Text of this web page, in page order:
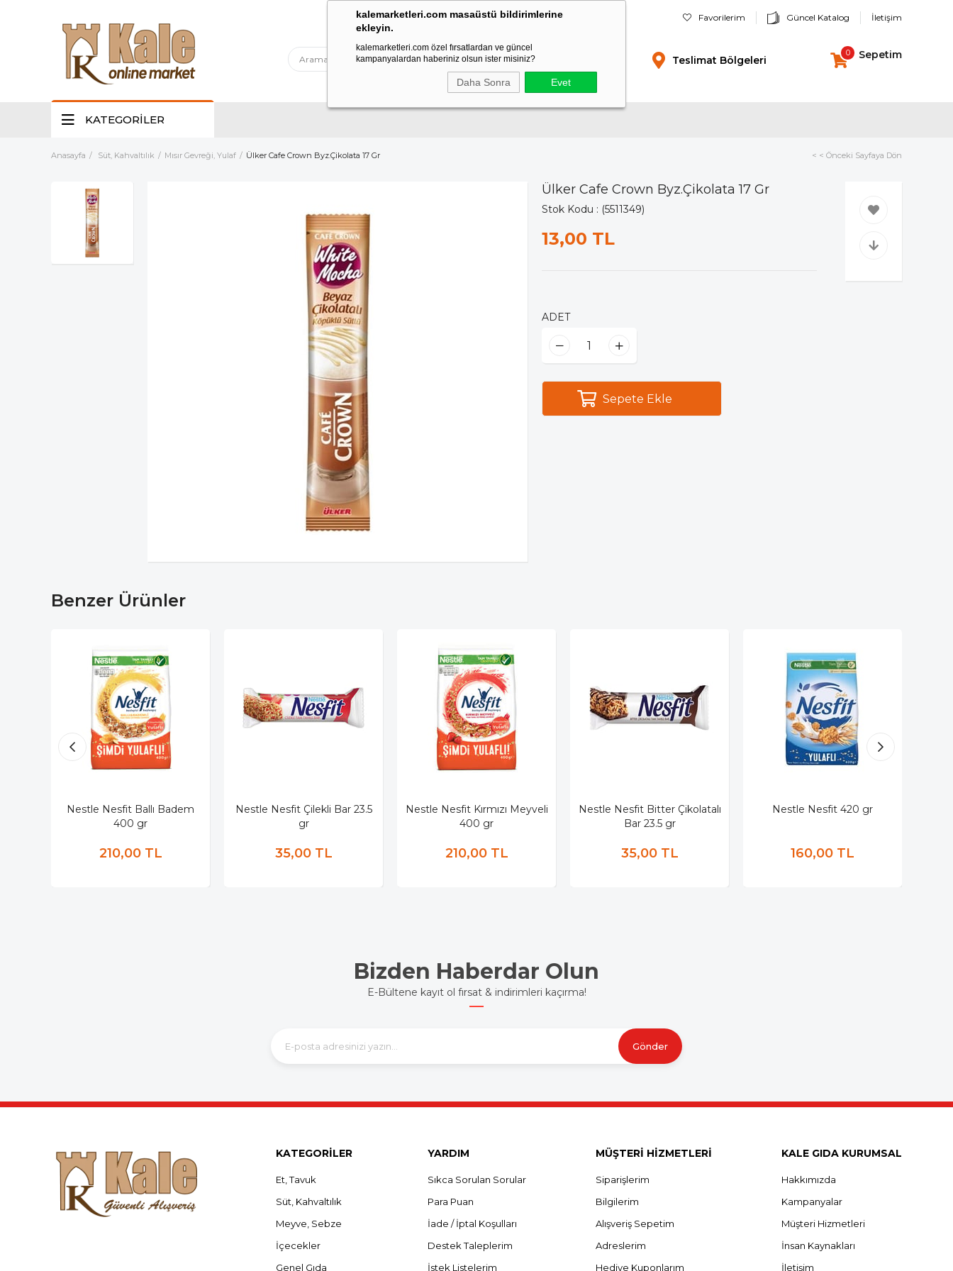
kalemarketleri.com masaüstü bildirimlerine
ekleyin.
kalemarketleri.com özel fırsatlardan ve güncel
kampanyalardan haberiniz olsun ister misiniz?
Daha Sonra Evet
Favorilerim Güncel Katalog İletişim
Sepetim
0
Teslimat Bölgeleri
KATEGORİLER
Anasayfa Süt, Kahvaltılık Mısır Gevreği, Yulaf Ülker Cafe Crown Byz.Çikolata 17 Gr < < Önceki Sayfaya Dön
Ülker Cafe Crown Byz.Çikolata 17 Gr
Stok Kodu (5511349)
13,00 TL
ADET
Benzer Ürünler
Nestle Nesfit Ballı Badem
400 gr
210,00 TL
Nestle Nesfit Çilekli Bar 23.5
gr
35,00 TL
Nestle Nesfit Kırmızı Meyveli
400 gr
210,00 TL
Nestle Nesfit Bitter Çikolatalı
Bar 23.5 gr
35,00 TL
Nestle Nesfit 420 gr
160,00 TL
Bizden Haberdar Olun
E-Bültene kayıt ol fırsat & indirimleri kaçırma!
Gönder
KATEGORİLER
Et, Tavuk
Süt, Kahvaltılık
Meyve, Sebze
İçecekler
Genel Gıda
YARDIM
Sıkca Sorulan Sorular
Para Puan
İade / İptal Koşulları
Destek Taleplerim
İstek Listelerim
MÜŞTERİ HİZMETLERİ
Siparişlerim
Bilgilerim
Alışveriş Sepetim
Adreslerim
Hediye Kuponlarım
KALE GIDA KURUMSAL
Hakkımızda
Kampanyalar
Müşteri Hizmetleri
İnsan Kaynakları
İletişim